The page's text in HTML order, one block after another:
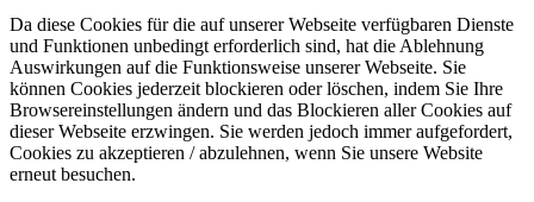
Da diese Cookies für die auf unserer Webseite verfügbaren Dienste
und Funktionen unbedingt erforderlich sind, hat die Ablehnung
Auswirkungen auf die Funktionsweise unserer Webseite. Sie
können Cookies jederzeit blockieren oder löschen, indem Sie Ihre
Browsereinstellungen ändern und das Blockieren aller Cookies auf
dieser Webseite erzwingen. Sie werden jedoch immer aufgefordert,
Cookies zu akzeptieren / abzulehnen, wenn Sie unsere Website
erneut besuchen.